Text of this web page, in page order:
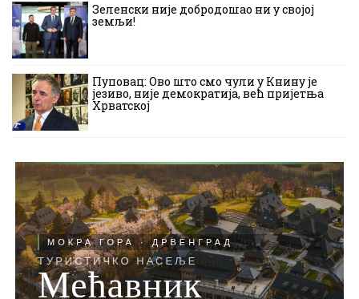
Зеленски није добродошао ни у својој
земљи!
Пуповац: Ово што смо чули у Книну је
језиво, није демократија, већ пријетња
Хрватској